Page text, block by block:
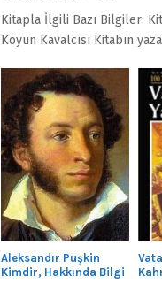
Kitapla İlgili Bazı Bilgiler:
Köyün Kavalcısı Kitabın
Aleksandır Puşkin
Kimdir, Hakkında Bilgi